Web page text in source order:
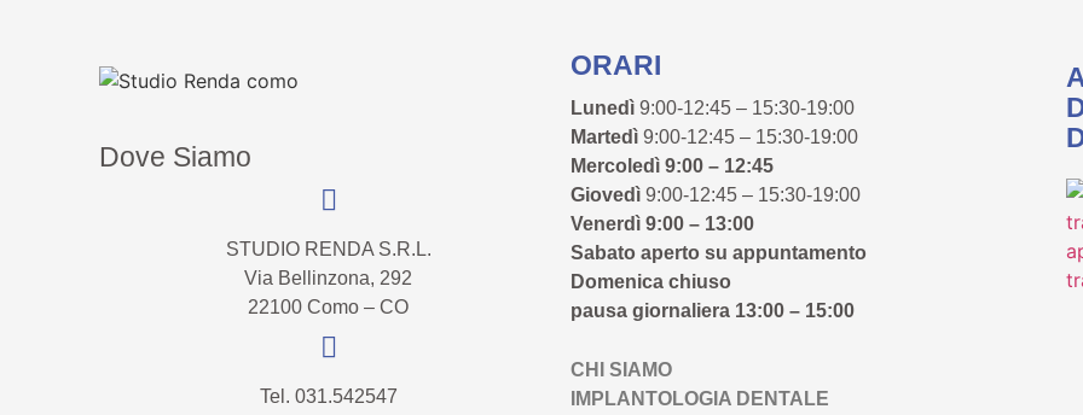
Dove Siamo
STUDIO RENDA S.R.L.
Via Bellinzona, 292
22100 Como – CO
Tel. 031.542547
ORARI
Lunedì 9:00-12:45 – 15:30-19:00
Martedì 9:00-12:45 – 15:30-19:00
Mercoledì 9:00 – 12:45
Giovedì 9:00-12:45 – 15:30-19:00
Venerdì 9:00 – 13:00
Sabato aperto su appuntamento
Domenica chiuso
pausa giornaliera 13:00 – 15:00
CHI SIAMO
IMPLANTOLOGIA DENTALE